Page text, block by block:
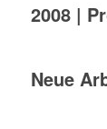
2008 |
Neue